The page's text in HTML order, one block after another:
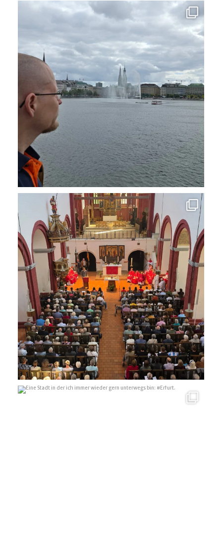
Nach der Arbeit ein Ausflug in die Stadt - gehört...
Das Pfingstwochenende in #Brandenburganderhavel ...
13 0